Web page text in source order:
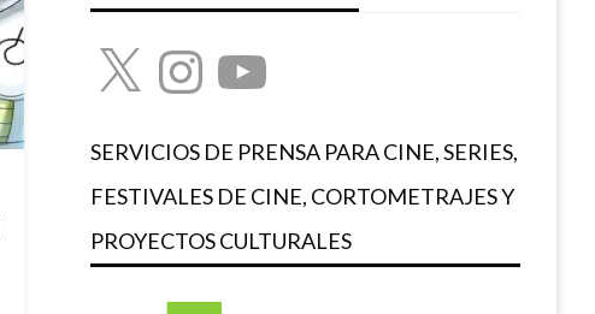
X InstagramYouTube
SERVICIOS DE PRENSA PARA CINE, SERIES,
FESTIVALES DE CINE, CORTOMETRAJES Y
PROYECTOS CULTURALES